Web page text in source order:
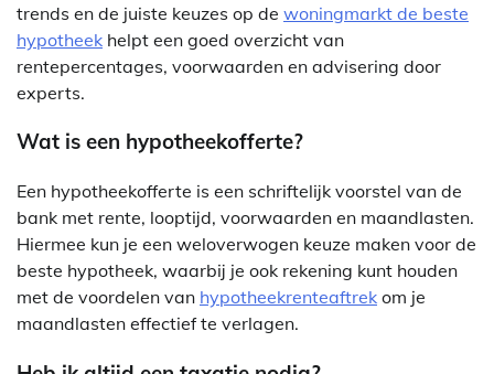
trends en de juiste keuzes op de woningmarkt de beste
hypotheek helpt een goed overzicht van
rentepercentages, voorwaarden en advisering door
experts.
Wat is een hypotheekofferte?
Een hypotheekofferte is een schriftelijk voorstel van de
bank met rente, looptijd, voorwaarden en maandlasten.
Hiermee kun je een weloverwogen keuze maken voor de
beste hypotheek, waarbij je ook rekening kunt houden
met de voordelen van hypotheekrenteaftrek om je
maandlasten effectief te verlagen.